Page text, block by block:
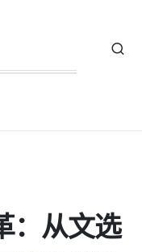
：从文选